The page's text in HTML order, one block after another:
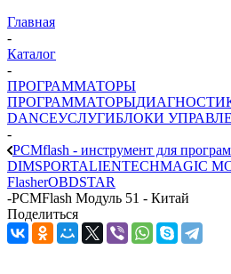
Главная
-
Каталог
-
ПРОГРАММАТОРЫ
ПРОГРАММАТОРЫ
DANCEУСЛУГИБЛОКИ
-
PCMflash - инструмент для
DIMSPORTALIENTECHMAGIC
FlasherOBDSTAR
-PCMFlash Модуль 51 - Китай
Поделиться